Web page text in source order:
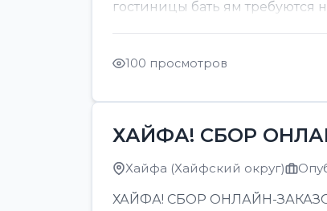
гостиницы бать ям требуются
100 просмотров
ХАЙФА! СБОР
Хайфа (Хайфский округ)
ХАЙФА! СБОР ОНЛАЙН-ЗАКАЗОВ